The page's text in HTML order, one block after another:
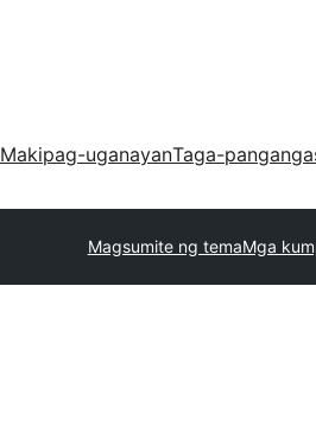
Makipag-uganayanTaga-
Magsumite ng temaMga